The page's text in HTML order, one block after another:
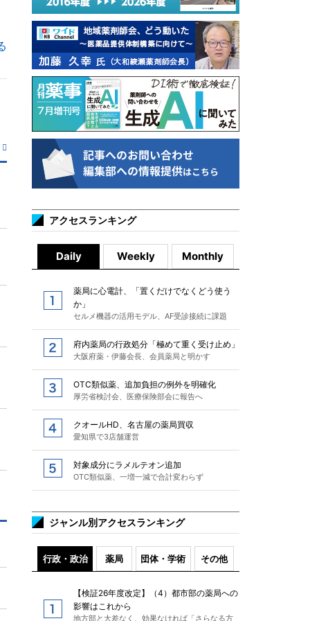
アクセスランキング
Daily Weekly Monthly
薬局に心電計、「置くだけでなくどう使う
か」
セルメ機器の活用モデル、AF受診接続に課題
府内薬局の行政処分「極めて重く受け止め」
大阪府薬・伊藤会長、会員薬局と明かす
OTC類似薬、追加負担の例外を明確化
厚労省検討会、医療保険部会に報告へ
クオールHD、名古屋の薬局買収
愛知県で3店舗運営
対象成分にラメルテオン追加
OTC類似薬、一増一減で合計変わらず
ジャンル別アクセスランキング
行政・政治 薬局 団体・学術 その他
【検証26年度改定】（4）都市部の薬局への
影響はこれから
地方部と大差なく、効果なければ「さらなる方